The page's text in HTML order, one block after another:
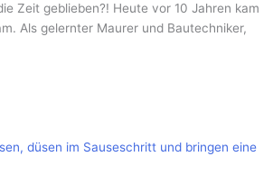
Zeit geblieben?! Heute vor 10 Jahren kam
Als gelernter Maurer und Bautechniker,
düsen im Sauseschritt und bringen eine